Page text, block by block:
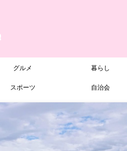
グルメ 暮らし
スポーツ 自治会